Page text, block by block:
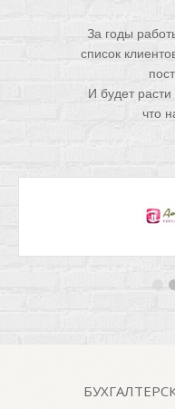
За годы
список
И будет
что